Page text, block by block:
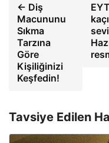
← Diş
Macununu
Sıkma
Tarzına
Göre
Kişiliğinizi
Keşfedin!
Tavsiye Edilen